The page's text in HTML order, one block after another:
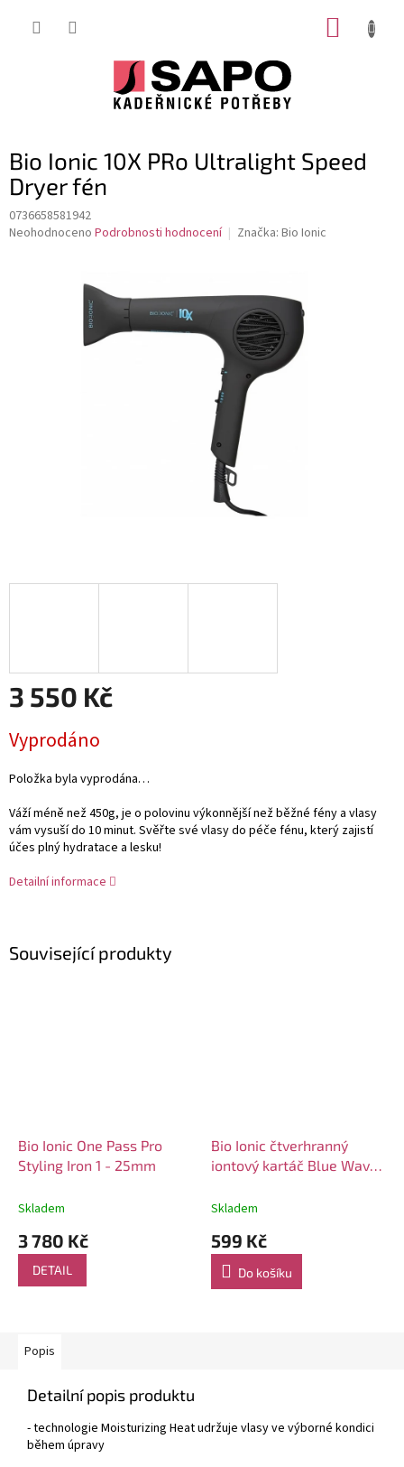
Bio Ionic 10X PRo Ultralight Speed
Dryer fén
0736658581942
Průměrné
Neohodnoceno Podrobnosti hodnocení Značka: Bio Ionic
3 550 Kč
cena:
Vyprodáno
Položka byla vyprodána…
Váží méně než 450g, je o polovinu výkonnější než běžné fény a vlasy
vám vysuší do 10 minut. Svěřte své vlasy do péče fénu, který zajistí
účes plný hydratace a lesku!
Detailní informace
Související produkty
Bio Ionic One Pass Pro
Styling Iron 1 - 25mm
Skladem
3 780 Kč
DETAIL
Bio Ionic čtverhranný
iontový kartáč Blue Wave
Skladem
599 Kč
Do košíku
Popis
Detailní popis produktu
- technologie Moisturizing Heat udržuje vlasy ve výborné kondici
během úpravy